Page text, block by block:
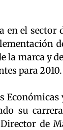
en el sector
marca y
para 2010.
su
de